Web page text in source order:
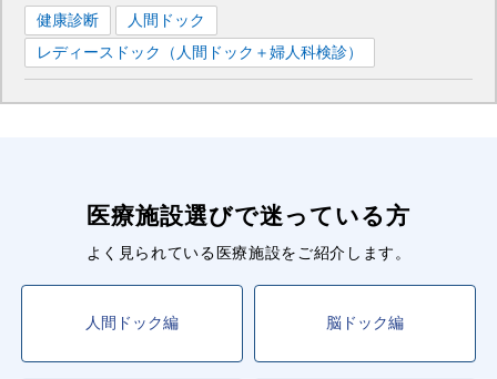
健康診断
人間ドック
レディースドック（人間ドック＋婦人科検診）
医療施設選びで迷っている方
よく見られている医療施設をご紹介します。
人間ドック編 脳ドック編